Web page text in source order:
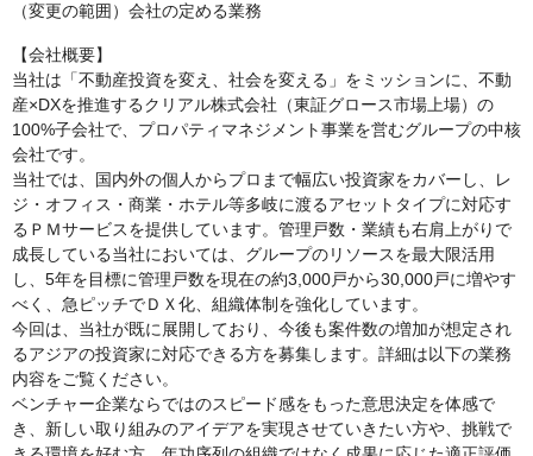
（変更の範囲）会社の定める業務
【会社概要】
当社は「不動産投資を変え、社会を変える」をミッションに、不動
産×DXを推進するクリアル株式会社（東証グロース市場上場）の
100%子会社で、プロパティマネジメント事業を営むグループの中核
会社です。
当社では、国内外の個人からプロまで幅広い投資家をカバーし、レ
ジ・オフィス・商業・ホテル等多岐に渡るアセットタイプに対応す
るＰＭサービスを提供しています。管理戸数・業績も右肩上がりで
成長している当社においては、グループのリソースを最大限活用
し、5年を目標に管理戸数を現在の約3,000戸から30,000戸に増やす
べく、急ピッチでＤＸ化、組織体制を強化しています。
今回は、当社が既に展開しており、今後も案件数の増加が想定され
るアジアの投資家に対応できる方を募集します。詳細は以下の業務
内容をご覧ください。
ベンチャー企業ならではのスピード感をもった意思決定を体感で
き、新しい取り組みのアイデアを実現させていきたい方や、挑戦で